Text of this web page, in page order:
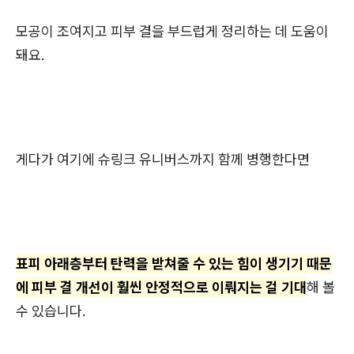
모공이 조여지고 피부 결을 부드럽게 정리하는 데 도움이
돼요.
게다가 여기에 슈링크 유니버스까지 함께 병행한다면
표피 아래층부터 탄력을 받쳐줄 수 있는 힘이 생기기 때문
에 피부 결 개선이 훨씬 안정적으로 이뤄지는 걸 기대해 볼
수 있습니다.